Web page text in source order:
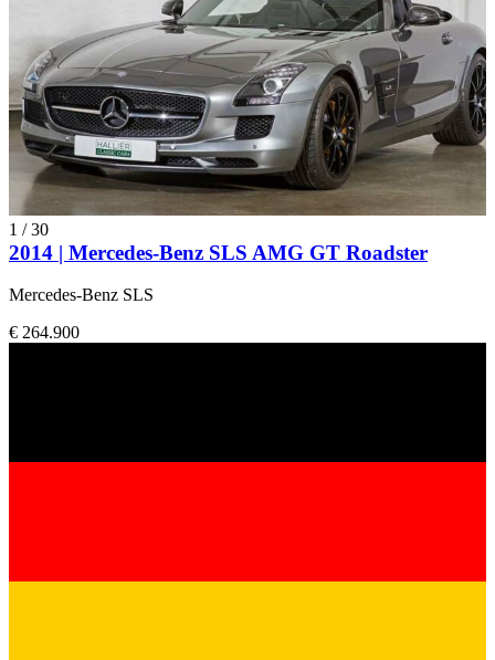
1 /30
2014 | Mercedes-Benz SLS AMG GT Roadster
Mercedes-Benz SLS
€ 264.900